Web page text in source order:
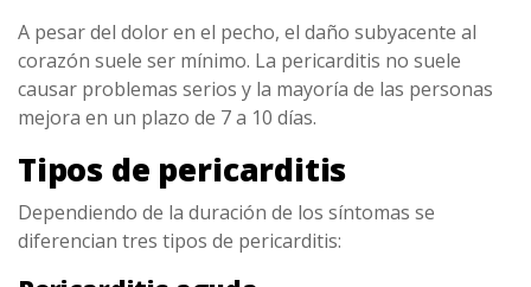
A pesar del dolor en el pecho, el daño subyacente al
corazón suele ser mínimo. La pericarditis no suele
causar problemas serios y la mayoría de las personas
mejora en un plazo de 7 a 10 días.
Tipos de pericarditis
Dependiendo de la duración de los síntomas se
diferencian tres tipos de pericarditis: